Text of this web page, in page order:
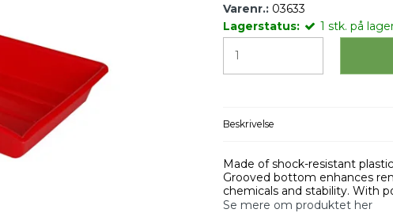
Varenr.: 03633
Lagerstatus:
1 stk. på
Beskrivelse
Made of shock-resistant
Grooved bottom enhances
chemicals and stability. With
Se mere om produktet her